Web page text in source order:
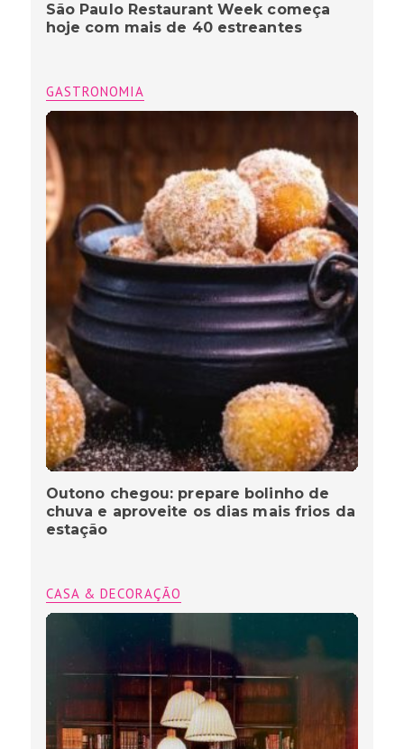
São Paulo Restaurant Week começa
hoje com mais de 40 estreantes
GASTRONOMIA
Outono chegou: prepare bolinho de
chuva e aproveite os dias mais frios da
estação
CASA & DECORAÇÃO